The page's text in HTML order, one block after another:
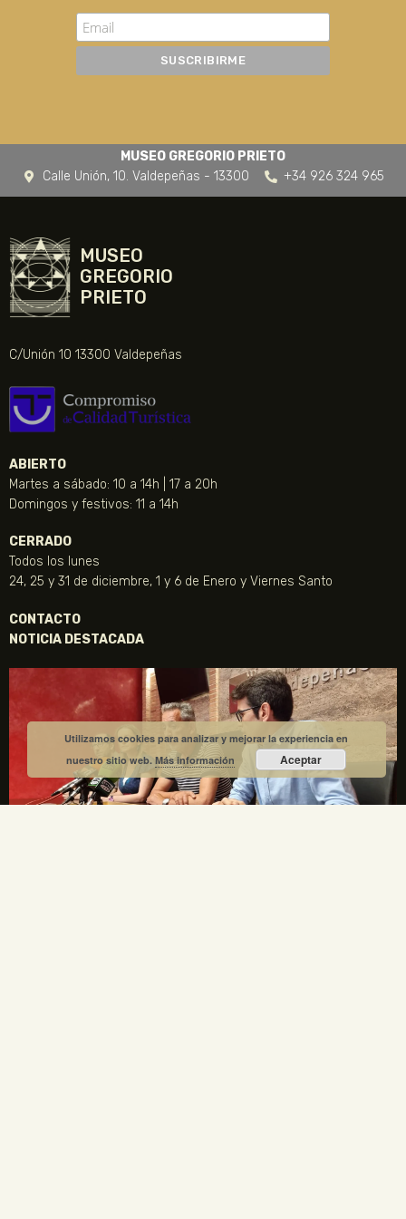
MUSEO GREGORIO PRIETO
Calle Unión, 10. Valdepeñas - 13300
+34 926 324 965
MUSEO
GREGORIO
PRIETO
C/Unión 10 13300 Valdepeñas
ABIERTO
Martes a sábado: 10 a 14h | 17 a 20h
Domingos y festivos: 11 a 14h
CERRADO
Todos los lunes
24, 25 y 31 de diciembre, 1 y 6 de Enero y Viernes Santo
CONTACTO
NOTICIA DESTACADA
Utilizamos cookies para analizar y mejorar la experiencia en
nuestro sitio web.Más información Aceptar